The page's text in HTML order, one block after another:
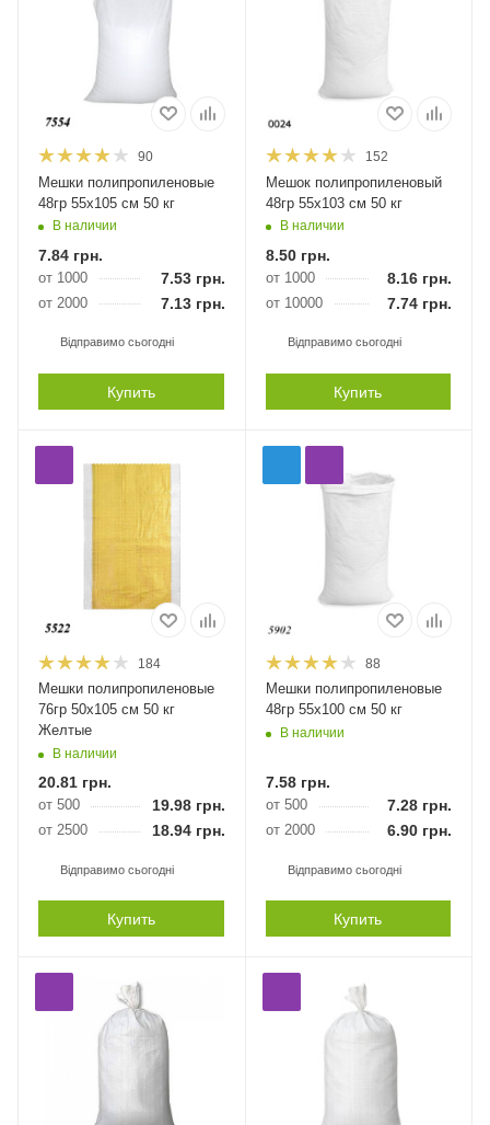
90
Мешки полипропиленовые
48гр 55х105 см 50 кг
В наличии
7.84 грн.
от 1000 7.53грн.
от 2000 7.13грн.
Відправимо сьогодні
Купить
152
Мешок полипропиленовый
48гр 55х103 см 50 кг
В наличии
8.50грн.
от 1000 8.16 грн.
от 10000 7.74 грн.
Відправимо сьогодні
Купить
184
Мешки полипропиленовые
76гр 50х105 см 50 кг
Желтые
В наличии
20.81 грн.
от 500 19.98 грн.
от 2500 18.94 грн.
Відправимо сьогодні
Купить
88
Мешки полипропиленовые
48гр 55х100 см 50 кг
В наличии
7.58грн.
от 500 7.28 грн.
от 2000 6.90 грн.
Відправимо сьогодні
Купить